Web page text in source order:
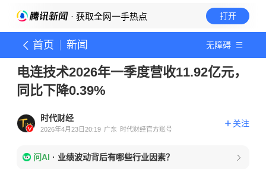
· 获取全网一手热点 打开
首页 新闻 无障碍
电连技术2026年一季度营收11.92亿元，
同比下降0.39%
时代财经
2026年4月23日20:19 广东 时代财经官方账号
关注
问AI · 业绩波动背后有哪些行业因素？